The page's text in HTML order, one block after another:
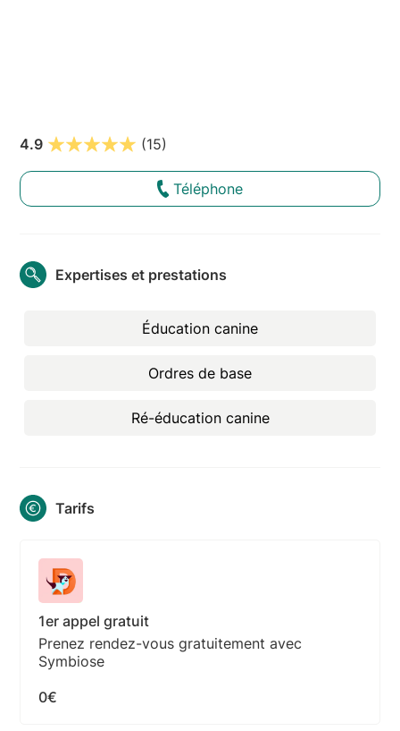
4.9 (15)
Téléphone
Expertises et prestations
Éducation canine
Ordres de base
Ré-éducation canine
Tarifs
1er appel gratuit
Prenez rendez-vous gratuitement avec
Symbiose
0€